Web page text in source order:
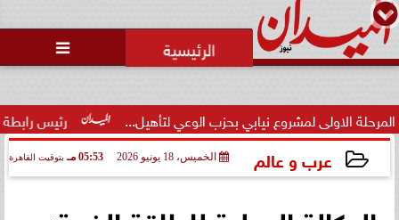

رئيس رابطة الدوري الإسباني: بحزب الوعي لتأهيل...
عرب و عالم الخميس، 18 يونيو 2026 05:53 مـ بتوقيت القاهرة
حالة غليان في نادي الشيخ زايد:
اتهامات للجنة المؤقتة بـ ”التواطؤ”